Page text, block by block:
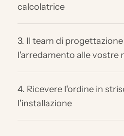
calcolatrice
3. Il team di
l'arredamento alle vostre
4. Ricevere l'ordine in
l'installazione